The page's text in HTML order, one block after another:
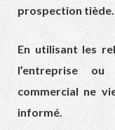
prospection tiède.
En utilisant les
l’entreprise
commercial ne
informé.